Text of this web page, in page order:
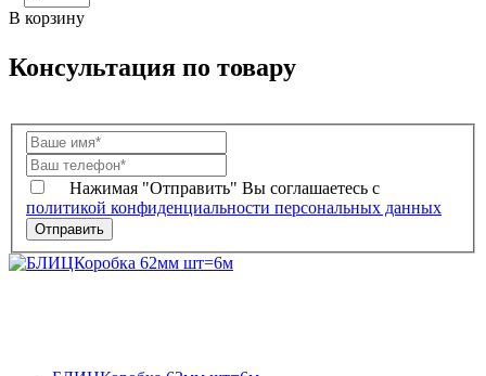
В корзину
Консультация по товару
Нажимая "Отправить" Вы соглашаетесь с
политикой конфиденциальности персональных данных